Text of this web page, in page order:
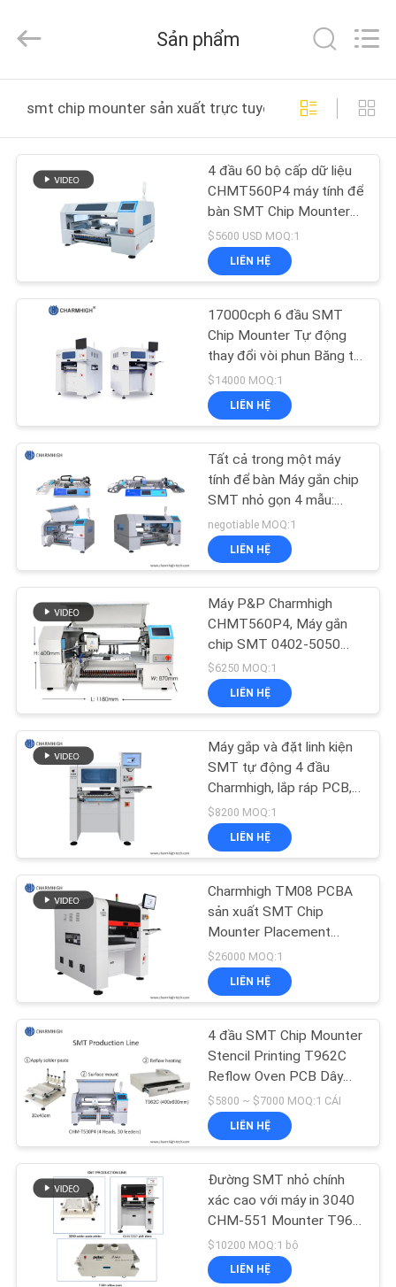
CÁC
PHẨM
VIDEO
CHÚNG
CHUYẾN
THAM
QUAN
MÁY
KIỂM
SOÁT
CHẤT
LƯỢNG
VỚI
CHÚNG
TÔI
TỨC
SHOPPING
ON
LINE
SƠ
ĐỒ
TRANG
2026
LIMITED.
Reserved.
Sản phẩm
smt chip mounter sản xuất trực tuyến
4 đầu 60 bộ cấp dữ liệu
CHMT560P4 máy tính để
bàn SMT Chip Mounter
SMD Pick and Place
Machine
$5600 USD MOQ:1
LIÊN HỆ
17000cph 6 đầu SMT
Chip Mounter Tự động
thay đổi vòi phun Băng tải
tự động trục vít bi
$14000 MOQ:1
LIÊN HỆ
Tất cả trong một máy
tính để bàn Máy gắn chip
SMT nhỏ gọn 4 mẫu:
CHMT48VA CHMT48VB
CHMT530P4
CHMT560P4
negotiable MOQ:1
LIÊN HỆ
Máy P&P Charmhigh
CHMT560P4, Máy gắn
chip SMT 0402-5050
SOP QFN
$6250 MOQ:1
LIÊN HỆ
Máy gắp và đặt linh kiện
SMT tự động 4 đầu
Charmhigh, lắp ráp PCB,
máy dán bề mặt
$8200 MOQ:1
LIÊN HỆ
Charmhigh TM08 PCBA
sản xuất SMT Chip
Mounter Placement
Machine CPK≥1.0
$26000 MOQ:1
LIÊN HỆ
4 đầu SMT Chip Mounter
Stencil Printing T962C
Reflow Oven PCB Dây
chuyền lắp ráp
$5800 ~ $7000 MOQ:1 CÁI
LIÊN HỆ
Đường SMT nhỏ chính
xác cao với máy in 3040
CHM-551 Mounter T961
Oven
$10200 MOQ:1 bộ
LIÊN HỆ